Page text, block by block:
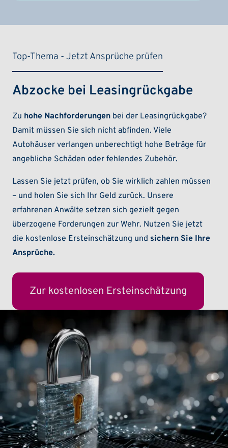
Top-Thema - Jetzt Ansprüche prüfen
Abzocke bei Leasingrückgabe
Zu hohe Nachforderungen bei der Leasingrückgabe?
Damit müssen Sie sich nicht abfinden. Viele
Autohäuser verlangen unberechtigt hohe Beträge für
angebliche Schäden oder fehlendes Zubehör.
Lassen Sie jetzt prüfen, ob Sie wirklich zahlen müssen
– und holen Sie sich Ihr Geld zurück. Unsere
erfahrenen Anwälte setzen sich gezielt gegen
überzogene Forderungen zur Wehr. Nutzen Sie jetzt
die kostenlose Ersteinschätzung und sichern Sie Ihre
Ansprüche.
Zur kostenlosen Ersteinschätzung